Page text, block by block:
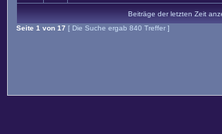
Beiträge der letzten Zeit
Seite 1 von 17 [ Die Suche ergab 840 Treffer ]